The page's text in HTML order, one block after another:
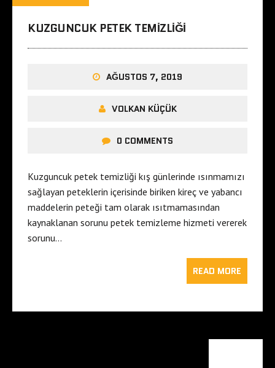
KUZGUNCUK PETEK TEMIZLIĞI
AĞUSTOS 7, 2019
VOLKAN KÜÇÜK
0 COMMENTS
Kuzguncuk petek temizliği kış günlerinde ısınmamızı
sağlayan peteklerin içerisinde biriken kireç ve yabancı
maddelerin peteği tam olarak ısıtmamasından
kaynaklanan sorunu petek temizleme hizmeti vererek
sorunu…
READ MORE